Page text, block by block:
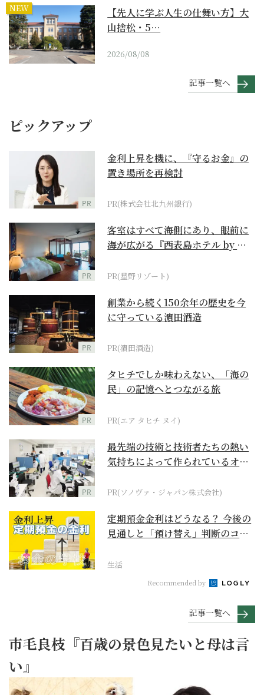
NEW
【先人に学ぶ人生の仕舞い方】大
山捨松・5…
2026/08/08
記事一覧へ
ピックアップ
PR
金利上昇を機に、『守るお金』の
置き場所を再検討
PR(株式会社北九州銀行)
PR
客室はすべて海側にあり、眼前に
海が広がる『西表島ホテル by 星
PR(星野リゾート)
PR
創業から続く150余年の歴史を今
に守っている濵田酒造
PR(濵田酒造)
PR
タヒチでしか味わえない、「海の
民」の記憶へとつながる旅
PR(エア タヒチ ヌイ)
PR
最先端の技術と技術者たちの熱い
気持ちによって作られているオー
PR(ソノヴァ・ジャパン株式会社)
定期預金金利はどうなる？ 今後の
見通しと「預け替え」判断のコツ
生活
Recommended by
記事一覧へ
市毛良枝『百歳の景色見たいと母は言
い』